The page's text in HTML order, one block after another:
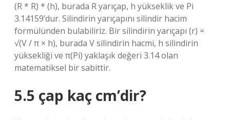
(R * R) * (h), burada R yarıçap, h yükseklik ve Pi
3.14159’dur. Silindirin yarıçapını silindir hacim
formülünden bulabiliriz. Bir silindirin yarıçapı (r) =
√(V / π × h), burada V silindirin hacmi, h silindirin
yüksekliği ve π(Pi) yaklaşık değeri 3.14 olan
matematiksel bir sabittir.
5.5 çap kaç cm’dir?